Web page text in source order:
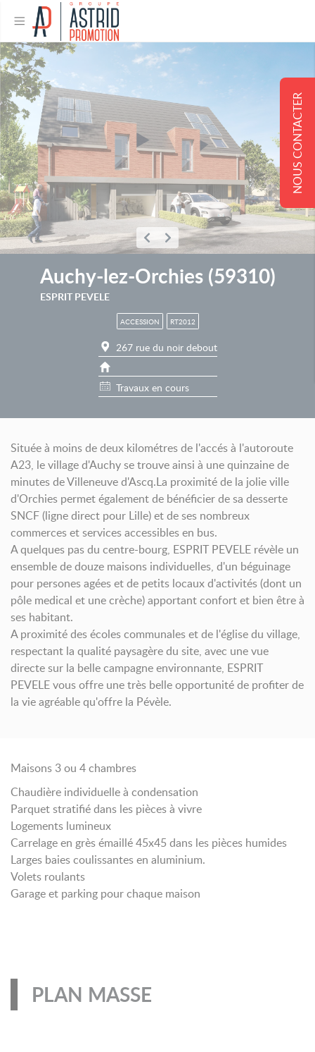
NOUS CONTACTER
Auchy-lez-Orchies(59310)
ESPRIT PEVELE
ACCESSION RT2012
267 rue du noir debout
Travaux en cours
Située à moins de deux kilométres de l'accés à l'autoroute
A23, le village d'Auchy se trouve ainsi à une quinzaine de
minutes de Villeneuve d'Ascq.La proximité de la jolie ville
d'Orchies permet également de bénéficier de sa desserte
SNCF (ligne direct pour Lille) et de ses nombreux
commerces et services accessibles en bus.
A quelques pas du centre-bourg, ESPRIT PEVELE révèle un
ensemble de douze maisons individuelles, d'un béguinage
pour persones agées et de petits locaux d'activités (dont un
pôle medical et une crèche) apportant confort et bien être à
ses habitant.
A proximité des écoles communales et de l'église du village,
respectant la qualité paysagère du site, avec une vue
directe sur la belle campagne environnante, ESPRIT
PEVELE vous offre une très belle opportunité de profiter de
la vie agréable qu'offre la Pévèle.
Maisons 3 ou 4 chambres
Chaudière individuelle à condensation
Parquet stratifié dans les pièces à vivre
Logements lumineux
Carrelage en grès émaillé 45x45 dans les pièces humides
Larges baies coulissantes en aluminium.
Volets roulants
Garage et parking pour chaque maison
PLAN MASSE